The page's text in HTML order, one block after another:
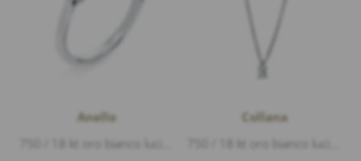
Anello
Collana